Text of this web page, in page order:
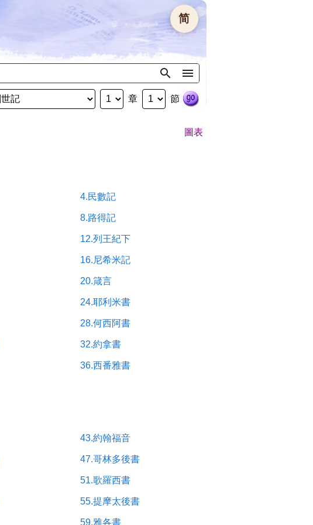
简
章 節
圖表
4.民數記
8.路得記
12.列王紀下
16.尼希米記
20.箴言
24.耶利米書
28.何西阿書
32.約拿書
36.西番雅書
43.約翰福音
47.哥林多後書
51.歌羅西書
55.提摩太後書
59.雅各書